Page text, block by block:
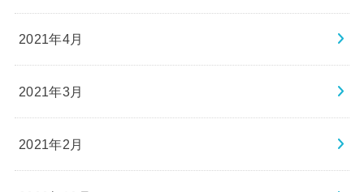
2021年4月
2021年3月
2021年2月